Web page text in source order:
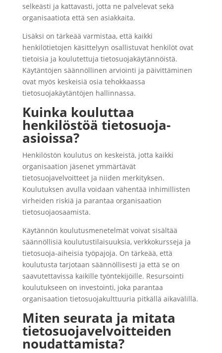
selkeästi ja kattavasti, jotta ne palvelevat sekä
organisaatiota että sen asiakkaita.
Lisäksi on tärkeää varmistaa, että kaikki
henkilötietojen käsittelyyn osallistuvat henkilöt ovat
tietoisia ja koulutettuja tietosuojakäytännöistä.
Käytäntöjen säännöllinen arviointi ja päivittäminen
ovat myös keskeisiä osia tehokkaassa
tietosuojakäytäntöjen hallinnassa.
Kuinka kouluttaa
henkilöstöä tietosuoja-
asioissa?
Henkilöstön koulutus on keskeistä, jotta kaikki
organisaation jäsenet ymmärtävät
tietosuojavelvoitteet ja niiden merkityksen.
Koulutuksen avulla voidaan vähentää inhimillisten
virheiden riskiä ja parantaa organisaation
tietosuojaosaamista.
Käytännön koulutusmenetelmät voivat sisältää
säännöllisiä koulutustilaisuuksia, verkkokursseja ja
tietosuoja-aiheisia työpajoja. On tärkeää, että
koulutusta tarjotaan säännöllisesti ja että se on
saavutettavissa kaikille työntekijöille. Resursointi
koulutukseen on investointi, joka parantaa
organisaation tietosuojakulttuuria pitkällä aikavälillä.
Miten seurata ja mitata
tietosuojavelvoitteiden
noudattamista?